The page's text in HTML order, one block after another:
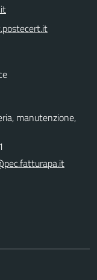
manutenzione,